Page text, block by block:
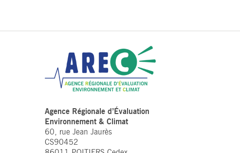
Agence Régionale d’Évaluation
Environnement & Climat
60, rue Jean Jaurès
CS90452